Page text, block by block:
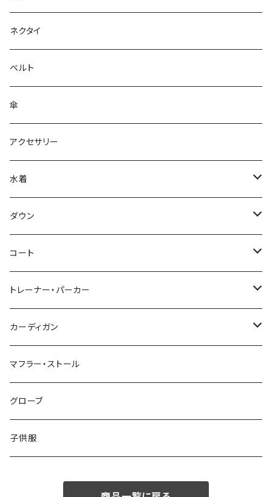
ネクタイ
ベルト
傘
アクセサリー
水着
～44/S
46/M
48/L
50/XL～
ダウン
～44/S
46/M
48/L
50/XL～
コート
～44/S
46/M
48/L
50/XL～
トレーナー・パーカー
～44/S
46/M
48/L
50/XL～
カーディガン
～44/S
46/M
48/L
マフラー・ストール
グローブ
子供服